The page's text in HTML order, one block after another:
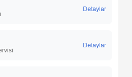
Detaylar
Detaylar